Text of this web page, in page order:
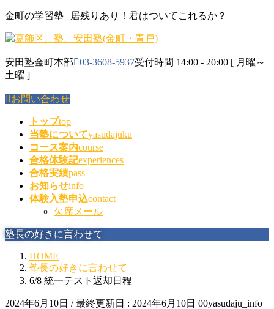
コ
テ
ツ
に
移
動
ナ
ゲ
シ
ョ
ン
に
金町の学習塾 | 居残りあり！君はついてこれるか？
安田塾金町本部 03-3608-5937受付時間 14:00 - 20:00 [ 月曜～
土曜 ]
お問い合わせ
トップtop
当塾についてyasudajuku
コース案内course
合格体験記experiences
合格実績pass
お知らせinfo
体験入塾申込contact
欠席メール
塾長の好きに言わせて
HOME
塾長の好きに言わせて
6/8 統一テスト返却日程
2024年6月10日 / 最終更新日 : 2024年6月10日 00yasudaju_info